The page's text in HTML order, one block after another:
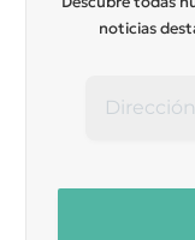
noticias